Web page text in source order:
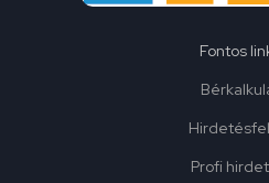
Fontos
Profi